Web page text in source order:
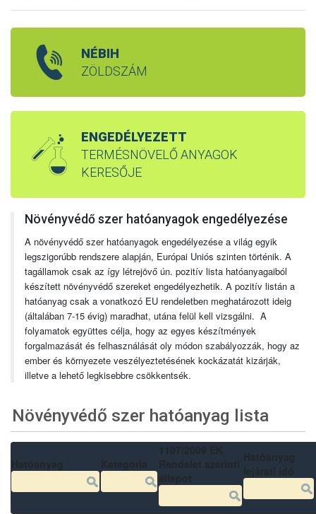
NÉBIH
ZÖLDSZÁM
ENGEDÉLYEZETT
TERMÉSNÖVELŐ ANYAGOK
KERESŐJE
Növényvédő szer hatóanyagok engedélyezése
A növényvédő szer hatóanyagok engedélyezése a világ egyik
legszigorúbb rendszere alapján, Európai Uniós szinten történik. A
tagállamok csak az így létrejövő ún. pozitív lista hatóanyagaiból
készített növényvédő szereket engedélyezhetik. A pozitív listán a
hatóanyag csak a vonatkozó EU rendeletben meghatározott ideig
(általában 7-15 évig) maradhat, utána felül kell vizsgálni. A
folyamatok együttes célja, hogy az egyes készítmények
forgalmazását és felhasználását oly módon szabályozzák, hogy az
ember és környezete veszélyeztetésének kockázatát kizárják,
illetve a lehető legkisebbre csökkentsék.
Növényvédő szer hatóanyag lista